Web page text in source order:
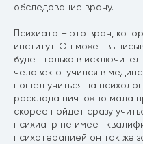
обследование врачу.
Психиатр – это врач,
институт. Он может
будет только в
человек отучился в
пошел учиться на
расклада ничтожно мала
скорее пойдет сразу
психиатр не имеет
психотерапией он так же